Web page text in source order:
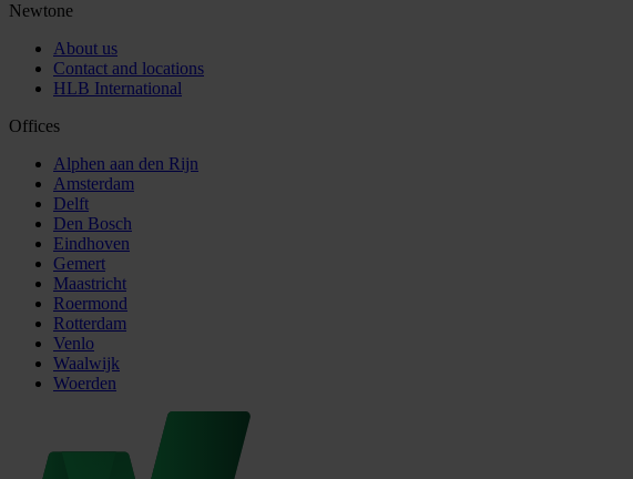
Newtone
About us
Contact and locations
HLB International
Offices
Alphen aan den Rijn
Amsterdam
Delft
Den Bosch
Eindhoven
Gemert
Maastricht
Roermond
Rotterdam
Venlo
Waalwijk
Woerden